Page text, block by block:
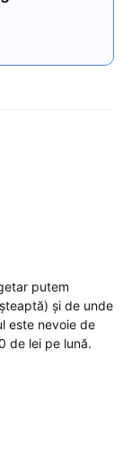
putem
și de unde
este nevoie de
de lei pe lună.